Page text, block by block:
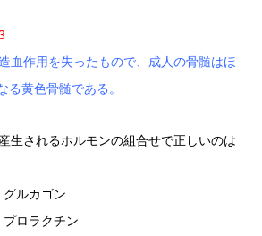
作用を失ったもので、成人の骨髄はほ
る黄色骨髄である。
されるホルモンの組合せで正しいのは
カゴン
ラクチン